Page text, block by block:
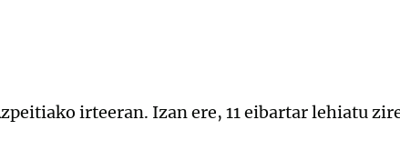
irteeran. Izan ere, 11 eibartar lehiatu